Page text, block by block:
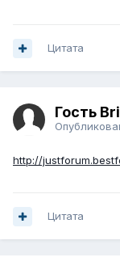
Цитата
Гость
http://
Цитата